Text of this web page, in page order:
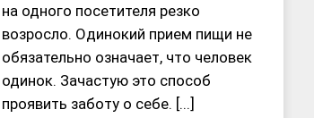
на одного посетителя резко
возросло. Одинокий прием пищи не
обязательно означает, что человек
одинок. Зачастую это способ
проявить заботу о себе. [...]